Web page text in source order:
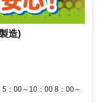
造)
：00～10：00 8：00～